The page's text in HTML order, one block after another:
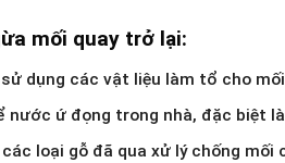
mối quay trở lại:
sử dụng các vật liệu làm tổ cho
nước ứ đọng trong nhà, đặc biệt
các loại gỗ đã qua xử lý chống